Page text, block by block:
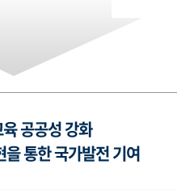
공공성 강화
통한 국가발전 기여